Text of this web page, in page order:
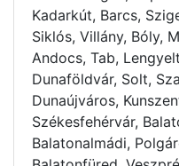
Kadarkút, Barcs,
Siklós, Villány, Bóly,
Andocs, Tab,
Dunaföldvár, Solt,
Dunaújváros,
Székesfehérvár,
Balatonalmádi,